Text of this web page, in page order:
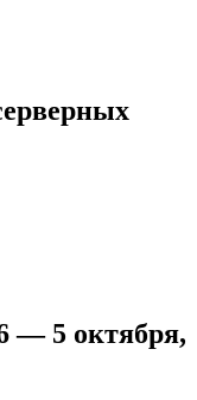
— 5 октября,